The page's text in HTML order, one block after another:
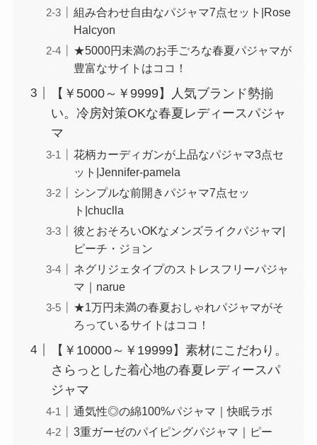
組み合わせ自由なパジャマ7点セット|Rose
Halcyon
★5000円未満のお手ごろな春夏パジャマが
豊富なサイトはココ！
【￥5000～￥9999】人気ブランド勢揃
い。冷房対策OKな春夏レディースパジャ
マ
花柄カーディガンが上品なパジャマ3点セ
ット|Jennifer-pamela
シンプルな前開きパジャマ7点セッ
ト|chuclla
彼とおそろいOKなメンズライクパジャマ|
ピーチ・ジョン
ネグリジェタイプのストレスフリーパジャ
マ｜narue
★1万円未満の春夏おしゃれパジャマがそ
ろっているサイトはココ！
【￥10000～￥19999】素材にこだわり。
さらっとした着心地の春夏レディースパ
ジャマ
通気性◎の綿100%パジャマ｜快眠ラボ
3重ガーゼのパイピングパジャマ｜ピー